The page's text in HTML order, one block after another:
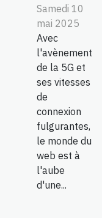
Samedi 10
mai 2025
Avec
l'avènement
de la 5G et
ses vitesses
de
connexion
fulgurantes,
le monde du
web est à
l'aube
d'une...